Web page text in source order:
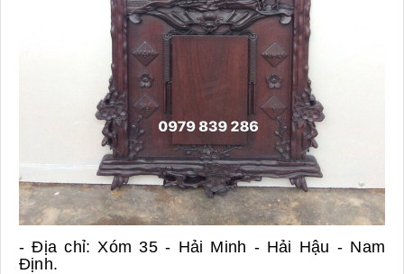
- Địa chỉ: Xóm 35 - Hải Minh - Hải Hậu - Nam
Định.